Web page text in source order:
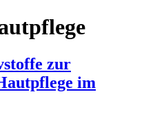
zur
im